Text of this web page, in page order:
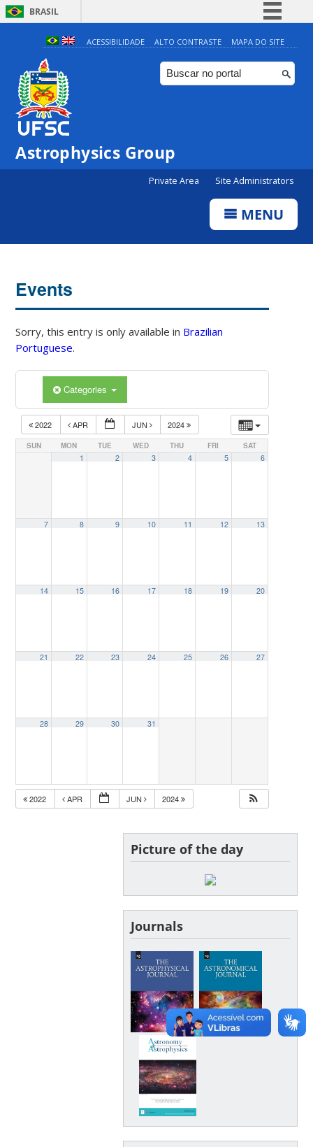
BRASIL
Simplifique!
Comunica BR
Participe
ACESSIBILIDADE ALTO CONTRASTE MAPA DO SITE
Astrophysics Group
Private Area Site Administrators
MENU
Events
Sorry, this entry is only available in Brazilian
Portuguese.
Categories
2022 APR JUN 2024
SUN MON TUE WED THU FRI SAT
1 2 3 4 5 6
7 8 9 10 11 12 13
14 15 16 17 18 19 20
21 22 23 24 25 26 27
28 29 30 31
2022 APR JUN 2024
Picture of the day
Journals